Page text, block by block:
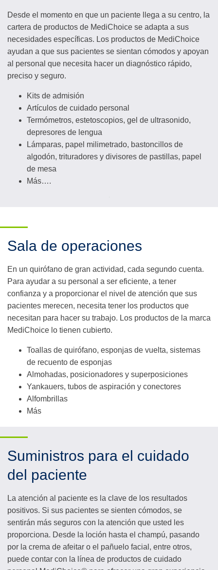
Desde el momento en que un paciente llega a su centro, la
cartera de productos de MediChoice se adapta a sus
necesidades específicas. Los productos de MediChoice
ayudan a que sus pacientes se sientan cómodos y apoyan
al personal que necesita hacer un diagnóstico rápido,
preciso y seguro.
Kits de admisión
Artículos de cuidado personal
Termómetros, estetoscopios, gel de ultrasonido,
depresores de lengua
Lámparas, papel milimetrado, bastoncillos de
algodón, trituradores y divisores de pastillas, papel
de mesa
Más….
Sala de operaciones
En un quirófano de gran actividad, cada segundo cuenta.
Para ayudar a su personal a ser eficiente, a tener
confianza y a proporcionar el nivel de atención que sus
pacientes merecen, necesita tener los productos que
necesitan para hacer su trabajo. Los productos de la marca
MediChoice lo tienen cubierto.
Toallas de quirófano, esponjas de vuelta, sistemas
de recuento de esponjas
Almohadas, posicionadores y superposiciones
Yankauers, tubos de aspiración y conectores
Alfombrillas
Más
Suministros para el cuidado
del paciente
La atención al paciente es la clave de los resultados
positivos. Si sus pacientes se sienten cómodos, se
sentirán más seguros con la atención que usted les
proporciona. Desde la loción hasta el champú, pasando
por la crema de afeitar o el pañuelo facial, entre otros,
puede contar con la línea de productos de cuidado